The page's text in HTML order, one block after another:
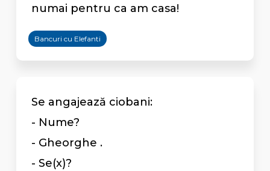
numai pentru ca am casa!
Bancuri cu Elefanti
Se angajează ciobani:
- Nume?
- Gheorghe .
- Se(x)?